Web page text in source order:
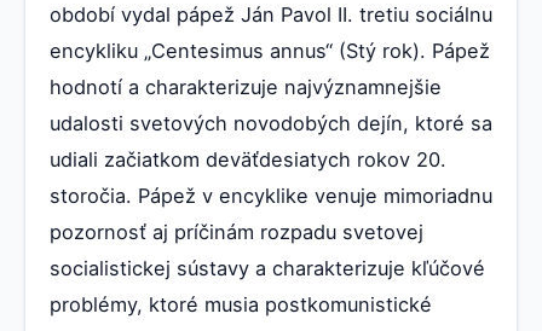
období vydal pápež Ján Pavol II. tretiu sociálnu
encykliku „Centesimus annus“ (Stý rok). Pápež
hodnotí a charakterizuje najvýznamnejšie
udalosti svetových novodobých dejín, ktoré sa
udiali začiatkom deväťdesiatych rokov 20.
storočia. Pápež v encyklike venuje mimoriadnu
pozornosť aj príčinám rozpadu svetovej
socialistickej sústavy a charakterizuje kľúčové
problémy, ktoré musia postkomunistické